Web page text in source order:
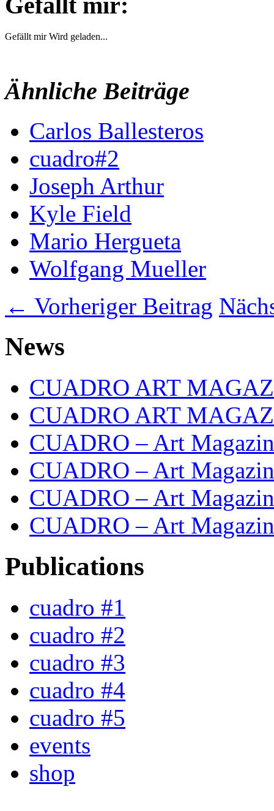
Gefällt mir Wird geladen...
Ähnliche Beiträge
Carlos Ballesteros
cuadro#2
Joseph Arthur
Kyle Field
Mario Hergueta
Wolfgang Mueller
← Vorheriger Beitrag
News
CUADRO ART
CUADRO ART
CUADRO – Art
CUADRO – Art
CUADRO – Art
CUADRO – Art
Publications
cuadro #1
cuadro #2
cuadro #3
cuadro #4
cuadro #5
events
shop